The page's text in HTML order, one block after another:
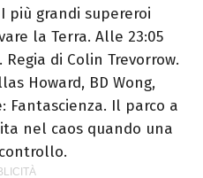
più grandi supereroi
la Terra. Alle 23:05
Regia di Colin Trevorrow.
Howard, BD Wong,
Fantascienza. Il parco a
nel caos quando una